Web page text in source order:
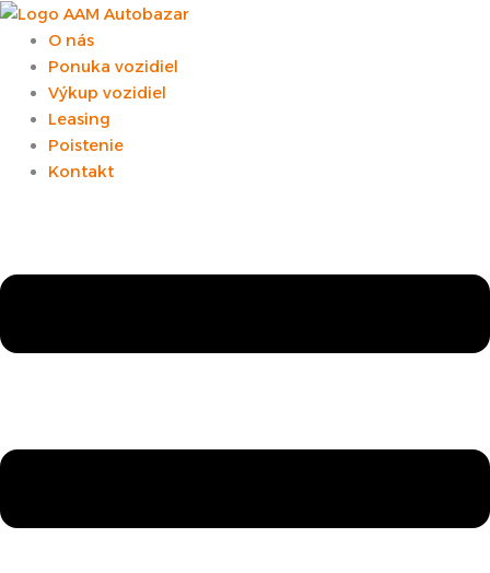
Preskočiť
obsah
O nás
Ponuka vozidiel
Výkup vozidiel
Leasing
Poistenie
Kontakt